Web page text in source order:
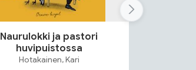
Naurulokki ja pastori
huvipuistossa
Hotakainen, Kari